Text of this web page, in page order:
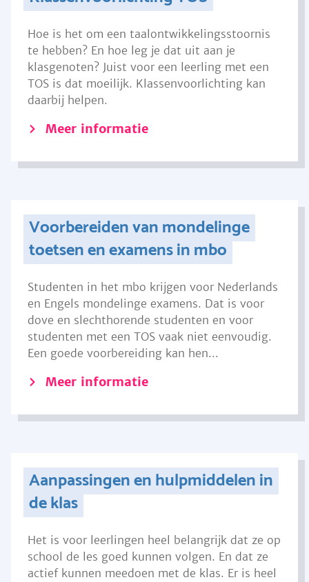
Hoe is het om een taalontwikkelingsstoornis
te hebben? En hoe leg je dat uit aan je
klasgenoten? Juist voor een leerling met een
TOS is dat moeilijk. Klassenvoorlichting kan
daarbij helpen.
Meer informatie
Voorbereiden van mondelinge
toetsen en examens in mbo
Studenten in het mbo krijgen voor Nederlands
en Engels mondelinge examens. Dat is voor
dove en slechthorende studenten en voor
studenten met een TOS vaak niet eenvoudig.
Een goede voorbereiding kan hen...
Meer informatie
Aanpassingen en hulpmiddelen in
de klas
Het is voor leerlingen heel belangrijk dat ze op
school de les goed kunnen volgen. En dat ze
actief kunnen meedoen met de klas. Er is heel